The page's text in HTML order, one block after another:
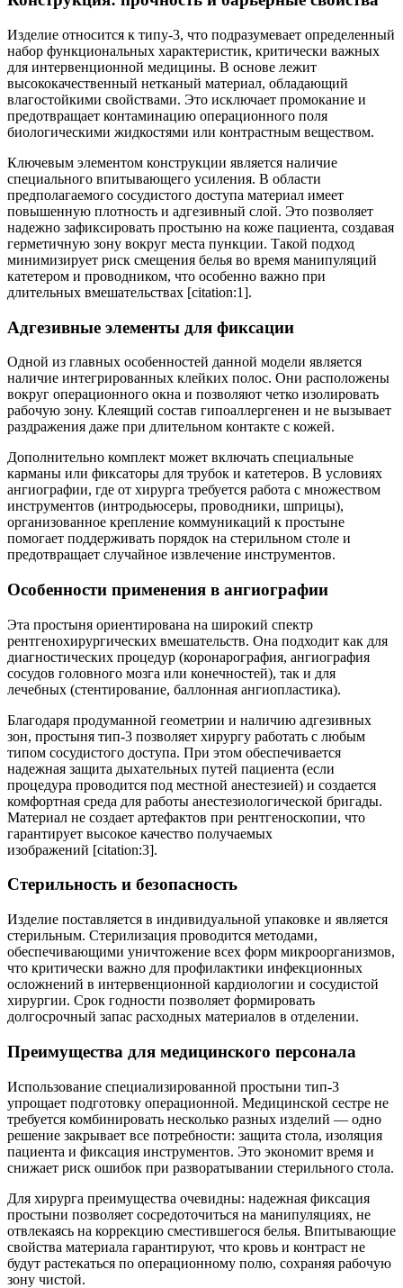
Изделие относится к типу-3, что подразумевает определенный
набор функциональных характеристик, критически важных
для интервенционной медицины. В основе лежит
высококачественный нетканый материал, обладающий
влагостойкими свойствами. Это исключает промокание и
предотвращает контаминацию операционного поля
биологическими жидкостями или контрастным веществом.
Ключевым элементом конструкции является наличие
специального впитывающего усиления. В области
предполагаемого сосудистого доступа материал имеет
повышенную плотность и адгезивный слой. Это позволяет
надежно зафиксировать простыню на коже пациента, создавая
герметичную зону вокруг места пункции. Такой подход
минимизирует риск смещения белья во время манипуляций
катетером и проводником, что особенно важно при
длительных вмешательствах [citation:1].
Адгезивные элементы для фиксации
Одной из главных особенностей данной модели является
наличие интегрированных клейких полос. Они расположены
вокруг операционного окна и позволяют четко изолировать
рабочую зону. Клеящий состав гипоаллергенен и не вызывает
раздражения даже при длительном контакте с кожей.
Дополнительно комплект может включать специальные
карманы или фиксаторы для трубок и катетеров. В условиях
ангиографии, где от хирурга требуется работа с множеством
инструментов (интродьюсеры, проводники, шприцы),
организованное крепление коммуникаций к простыне
помогает поддерживать порядок на стерильном столе и
предотвращает случайное извлечение инструментов.
Особенности применения в ангиографии
Эта простыня ориентирована на широкий спектр
рентгенохирургических вмешательств. Она подходит как для
диагностических процедур (коронарография, ангиография
сосудов головного мозга или конечностей), так и для
лечебных (стентирование, баллонная ангиопластика).
Благодаря продуманной геометрии и наличию адгезивных
зон, простыня тип-3 позволяет хирургу работать с любым
типом сосудистого доступа. При этом обеспечивается
надежная защита дыхательных путей пациента (если
процедура проводится под местной анестезией) и создается
комфортная среда для работы анестезиологической бригады.
Материал не создает артефактов при рентгеноскопии, что
гарантирует высокое качество получаемых
изображений [citation:3].
Стерильность и безопасность
Изделие поставляется в индивидуальной упаковке и является
стерильным. Стерилизация проводится методами,
обеспечивающими уничтожение всех форм микроорганизмов,
что критически важно для профилактики инфекционных
осложнений в интервенционной кардиологии и сосудистой
хирургии. Срок годности позволяет формировать
долгосрочный запас расходных материалов в отделении.
Преимущества для медицинского персонала
Использование специализированной простыни тип-3
упрощает подготовку операционной. Медицинской сестре не
требуется комбинировать несколько разных изделий — одно
решение закрывает все потребности: защита стола, изоляция
пациента и фиксация инструментов. Это экономит время и
снижает риск ошибок при разворатывании стерильного стола.
Для хирурга преимущества очевидны: надежная фиксация
простыни позволяет сосредоточиться на манипуляциях, не
отвлекаясь на коррекцию сместившегося белья. Впитывающие
свойства материала гарантируют, что кровь и контраст не
будут растекаться по операционному полю, сохраняя рабочую
зону чистой.